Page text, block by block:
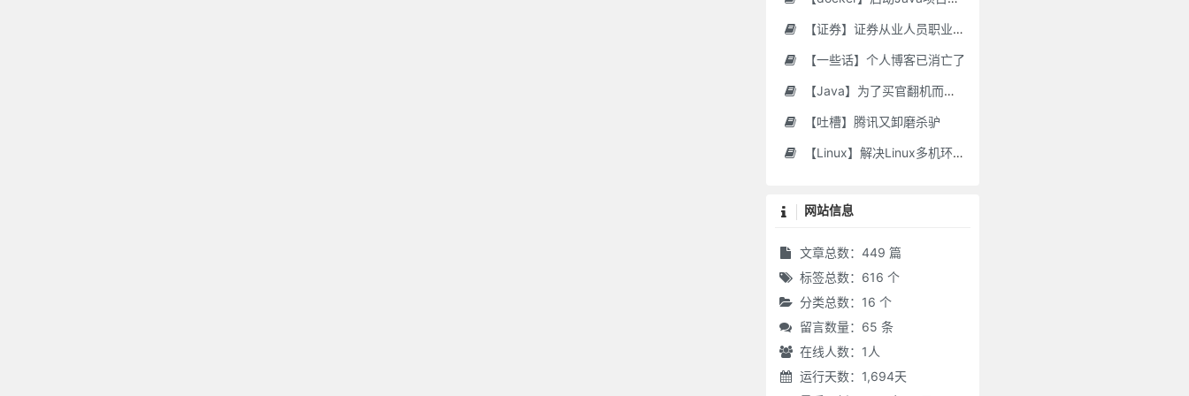
【证券】证券从业人员职业道德要求及常见违规行为
【一些话】个人博客已消亡了
【Java】为了买官翻机而写的代码-DJI Stock Checker
【吐槽】腾讯又卸磨杀驴
【Linux】解决Linux多机环境UID/GID不一致导致的备份权限问题
网站信息
文章总数：449 篇
标签总数：616 个
分类总数：16 个
留言数量：65 条
在线人数： 1 人
运行天数：1,694天